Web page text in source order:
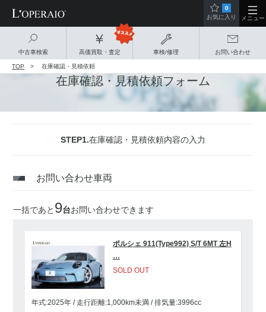
中古車検索 高価買取・査定 車検/修理 お問い合わせ
0
お気に入り
メニュー
TOP 在庫確認・見積依頼
在庫確認・見積依頼フォーム
STEP1.在庫確認・見積依頼内容の入力
お問い合わせ車両
一括であと 9台お問い合わせできます
ポルシェ 911(Type992) S/T 6MT 左H
…
SOLD OUT
年式:2025年 走行距離:1,000km未満 排気量:3996cc